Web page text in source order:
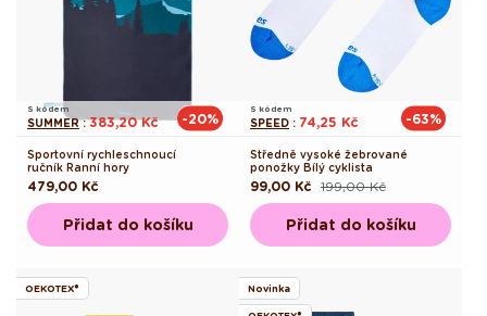
S kódem
SUMMER:383,20 Kč -20%
Sportovní rychleschnoucí
ručník Ranní hory
Běžná
cena
479,00 Kč
Přidat do košíku
S kódem
SPEED : 74,25 Kč -63%
Středně vysoké žebrované
ponožky Bílý cyklista
Běžná
cena
199,00 Kč
Výprodejová
cena
99,00 Kč
Přidat do košíku
OEKOTEX® Novinka